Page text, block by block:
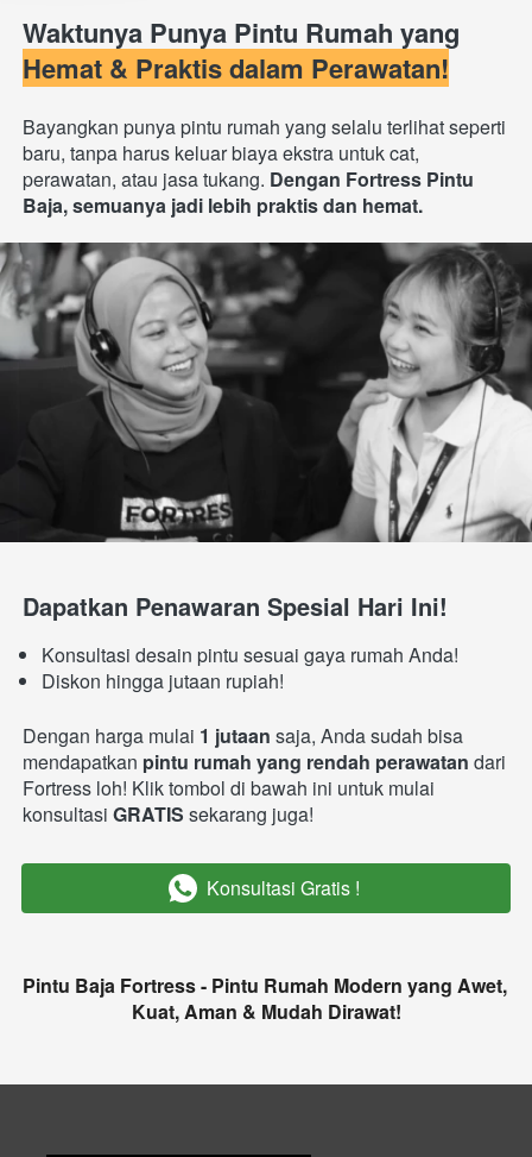
Hemat & Praktis dalam Perawatan!
Bayangkan punya pintu rumah yang selalu terlihat seperti
baru, tanpa harus keluar biaya ekstra untuk cat,
perawatan, atau jasa tukang. Dengan Fortress Pintu
Baja, semuanya jadi lebih praktis dan hemat.
Dapatkan Penawaran Spesial Hari Ini!
Konsultasi desain pintu sesuai gaya rumah Anda!
Diskon hingga jutaan rupiah!
Dengan harga mulai 1 jutaan saja, Anda sudah bisa
mendapatkan pintu rumah yang rendah perawatan dari
Fortress loh! Klik tombol di bawah ini untuk mulai
konsultasi GRATIS sekarang juga!
` Konsultasi Gratis !
Pintu Baja Fortress - Pintu Rumah Modern yang Awet,
Kuat, Aman & Mudah Dirawat!